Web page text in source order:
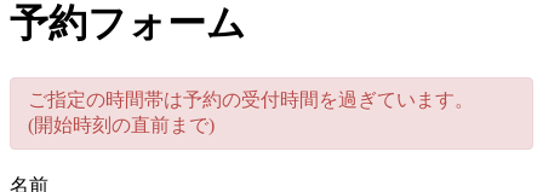
予約フォーム
ご指定の時間帯は予約の受付時間を過ぎています。
(開始時刻の直前まで)
名前